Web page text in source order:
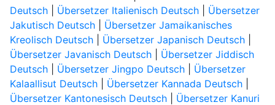
Deutsch| Übersetzer Italienisch Deutsch| Übersetzer
Jakutisch Deutsch| Übersetzer Jamaikanisches
Kreolisch Deutsch| Übersetzer Japanisch Deutsch|
Übersetzer Javanisch Deutsch| Übersetzer Jiddisch
Deutsch| Übersetzer Jingpo Deutsch| Übersetzer
Kalaallisut Deutsch| Übersetzer Kannada Deutsch|
Übersetzer Kantonesisch Deutsch| Übersetzer Kanuri